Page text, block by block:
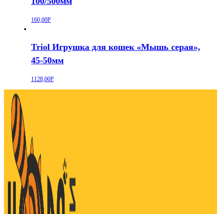
160,00Р
Triol Игрушка для кошек «Мышь серая»,
45-50мм
1128,00Р